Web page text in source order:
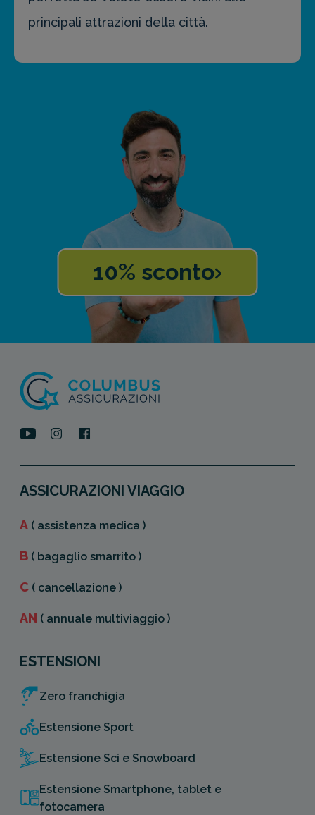
principali attrazioni della città.
10% sconto
ASSICURAZIONI VIAGGIO
A ( assistenza medica )
B ( bagaglio smarrito )
C ( cancellazione )
AN ( annuale multiviaggio )
ESTENSIONI
Zero franchigia
Estensione Sport
Estensione Sci e Snowboard
Estensione Smartphone, tablet e
fotocamera